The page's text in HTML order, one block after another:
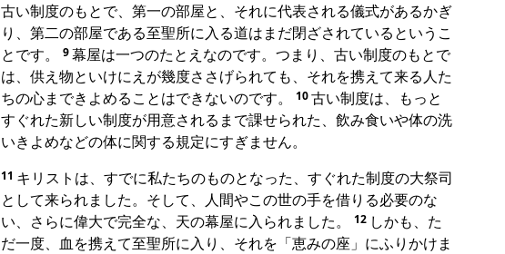
古い制度のもとで、第一の部屋と、それに代表される儀式があるかぎ
り、第二の部屋である至聖所に入る道はまだ閉ざされているというこ
とです。
9幕屋は一つのたとえなのです。つまり、古い制度のもとで
は、供え物といけにえが幾度ささげられても、それを携えて来る人た
ちの心まできよめることはできないのです。
10古い制度は、もっと
すぐれた新しい制度が用意されるまで課せられた、飲み食いや体の洗
いきよめなどの体に関する規定にすぎません。
11 キリストは、すでに私たちのものとなった、すぐれた制度の大祭司
として来られました。そして、人間やこの世の手を借りる必要のな
い、さらに偉大で完全な、天の幕屋に入られました。
12 しかも、た
だ一度、血を携えて至聖所に入り、それを「恵みの座」にふりかけま